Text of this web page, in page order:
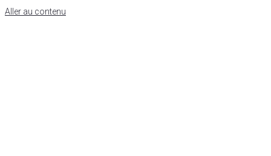
Aller au contenu